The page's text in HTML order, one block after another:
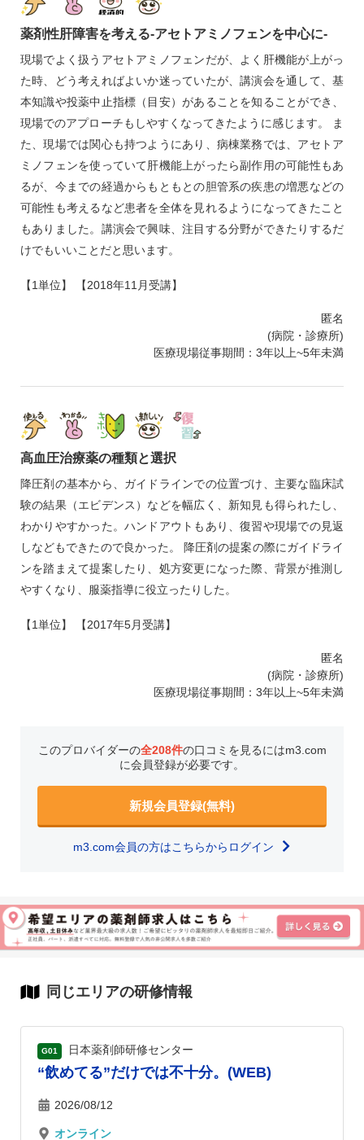
薬剤性肝障害を考える‐アセトアミノフェンを中心に‐
現場でよく扱うアセトアミノフェンだが、よく肝機能が上がっ
た時、どう考えればよいか迷っていたが、講演会を通して、基
本知識や投薬中止指標（目安）があることを知ることができ、
現場でのアプローチもしやすくなってきたように感じます。 ま
た、現場では関心も持つようにあり、病棟業務では、アセトア
ミノフェンを使っていて肝機能上がったら副作用の可能性もあ
るが、今までの経過からもともとの胆管系の疾患の増悪などの
可能性も考えるなど患者を全体を見れるようになってきたこと
もありました。講演会で興味、注目する分野ができたりするだ
けでもいいことだと思います。
【1単位】 【2018年11月受講】
匿名
(病院・診療所)
医療現場従事期間：3年以上~5年未満
高血圧治療薬の種類と選択
降圧剤の基本から、ガイドラインでの位置づけ、主要な臨床試
験の結果（エビデンス）などを幅広く、新知見も得られたし、
わかりやすかった。ハンドアウトもあり、復習や現場での見返
しなどもできたので良かった。 降圧剤の提案の際にガイドライ
ンを踏まえて提案したり、処方変更になった際、背景が推測し
やすくなり、服薬指導に役立ったりした。
【1単位】 【2017年5月受講】
匿名
(病院・診療所)
医療現場従事期間：3年以上~5年未満
このプロバイダーの全208件の口コミを見るにはm3.com
に会員登録が必要です。
新規会員登録(無料)
m3.com会員の方はこちらからログイン
同じエリアの研修情報
G01 日本薬剤師研修センター
“飲めてる”だけでは不十分。(WEB)
2026/08/12
オンライン